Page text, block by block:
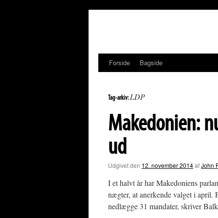
Forside Bagside
Tag-arkiv: LDP
Makedonien:
ud
Udgivet den 12. november 2014afJohn
I et halvt år har Makedoniens
nægter, at anerkende valget i april.
nedlægge 31 mandater, skriver